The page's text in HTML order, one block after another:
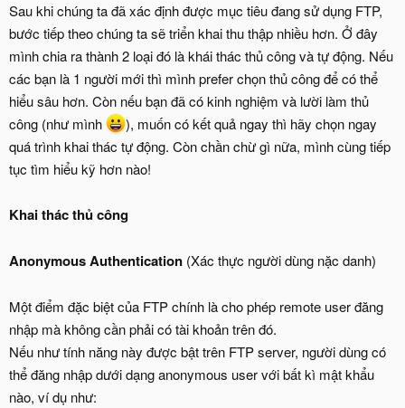
Sau khi chúng ta đã xác định được mục tiêu đang sử dụng FTP,
bước tiếp theo chúng ta sẽ triển khai thu thập nhiều hơn. Ở đây
mình chia ra thành 2 loại đó là khái thác thủ công và tự động. Nếu
các bạn là 1 người mới thì mình prefer chọn thủ công để có thể
hiểu sâu hơn. Còn nếu bạn đã có kinh nghiệm và lười làm thủ
công (như mình
), muốn có kết quả ngay thì hãy chọn ngay
quá trình khai thác tự động. Còn chần chừ gì nữa, mình cùng tiếp
tục tìm hiểu kỹ hơn nào!
Khai thác thủ công
Anonymous Authentication (Xác thực người dùng nặc danh)
Một điểm đặc biệt của FTP chính là cho phép remote user đăng
nhập mà không cần phải có tài khoản trên đó.
Nếu như tính năng này được bật trên FTP server, người dùng có
thể đăng nhập dưới dạng anonymous user với bất kì mật khẩu
nào, ví dụ như: